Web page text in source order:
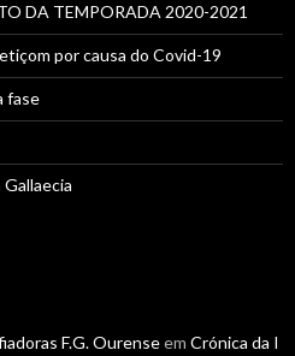
DA TEMPORADA 2020-2021
por causa do Covid-19
fase
F.G. Ourenseem Crónica da I